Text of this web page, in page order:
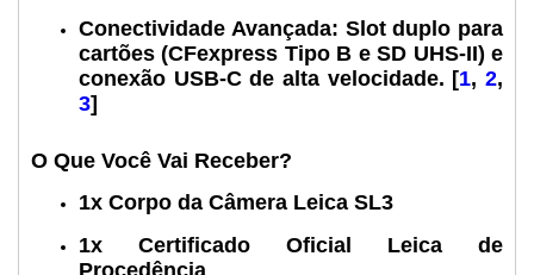
Conectividade Avançada: Slot duplo para
cartões (CFexpress Tipo B e SD UHS-II) e
conexão USB-C de alta velocidade. [1,2,
3]
O Que Você Vai Receber?
1x Corpo da Câmera Leica SL3
1x Certificado Oficial Leica de